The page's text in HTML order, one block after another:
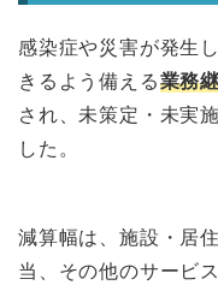
感染症や災害が発生
きるよう備える業務
され、未策定・未実
した。
減算幅は、施設・居
当、その他のサービ